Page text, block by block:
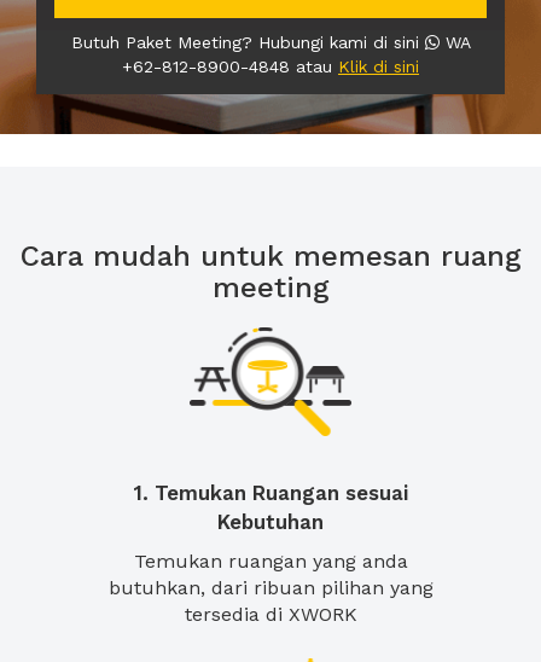
Butuh Paket Meeting? Hubungi kami di sini
WA
+62-812-8900-4848 atau Klik di sini
Cara mudah untuk memesan ruang
meeting
1. Temukan Ruangan sesuai
Kebutuhan
Temukan ruangan yang anda
butuhkan, dari ribuan pilihan yang
tersedia di XWORK